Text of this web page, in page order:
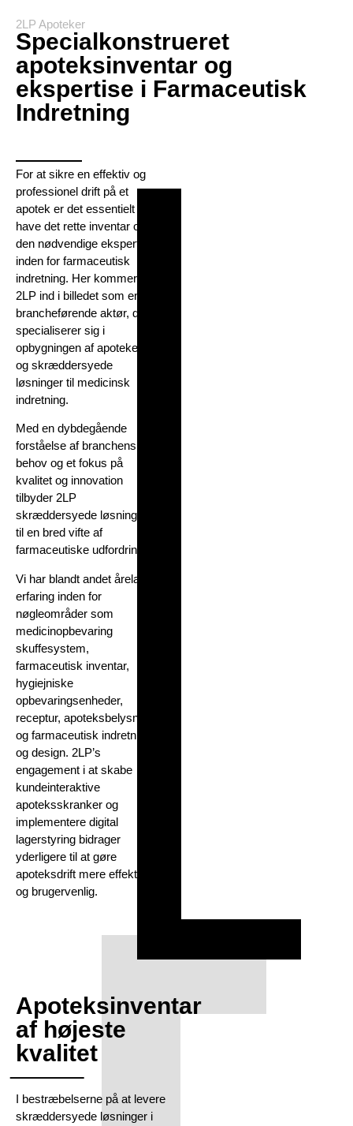
2LP Apoteker
Specialkonstrueret
apoteksinventar og
ekspertise i Farmaceutisk
Indretning
For at sikre en effektiv og
professionel drift på et
apotek er det essentielt at
have det rette inventar og
den nødvendige ekspertise
inden for farmaceutisk
indretning. Her kommer
2LP ind i billedet som en
brancheførende aktør, der
specialiserer sig i
opbygningen af apoteker
og skræddersyede
løsninger til medicinsk
indretning.
Med en dybdegående
forståelse af branchens
behov og et fokus på
kvalitet og innovation
tilbyder 2LP
skræddersyede løsninger
til en bred vifte af
farmaceutiske udfordringer.
Vi har blandt andet årelang
erfaring inden for
nøgleområder som
medicinopbevaring
skuffesystem,
farmaceutisk inventar,
hygiejniske
opbevaringsenheder,
receptur, apoteksbelysning
og farmaceutisk indretning
og design. 2LP’s
engagement i at skabe
kundeinteraktive
apoteksskranker og
implementere digital
lagerstyring bidrager
yderligere til at gøre
apoteksdrift mere effektiv
og brugervenlig.
Apoteksinventar
af højeste
kvalitet
I bestræbelserne på at levere
skræddersyede løsninger i